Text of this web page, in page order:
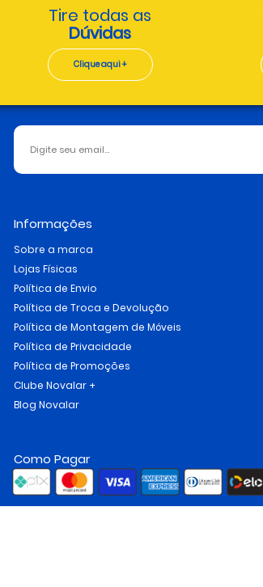
Tire todas as
Dúvidas
Clique aqui +
Informações
Sobre a marca
Lojas Físicas
Política de Envio
Política de Troca e Devolução
Política de Montagem de Móveis
Política de Privacidade
Política de Promoções
Clube Novalar +
Blog Novalar
Como Pagar